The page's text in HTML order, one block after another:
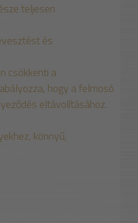
teljesen
és
csökkenti a
hogy a felmosó
eltávolításához.
könnyű,